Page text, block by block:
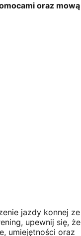
oraz mową
jazdy konnej ze
upewnij się, że
umiejętności oraz